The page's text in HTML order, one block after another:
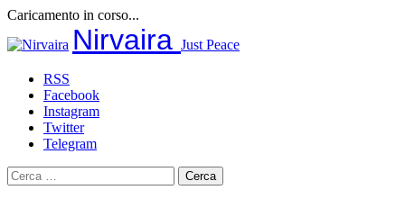
Caricamento in corso...
al
Nirvaira Just Peace
RSS
Facebook
Instagram
Twitter
Telegram
Ricerca
per: